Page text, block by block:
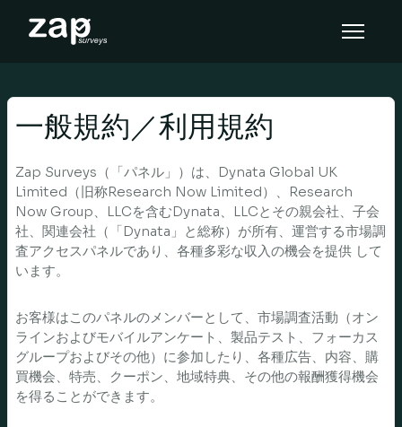
IT
一般規約／利用規約
Zap Surveys（「パネル」）は、Dynata Global UK
Limited（旧称Research Now Limited）、Research
Now Group、LLCを含むDynata、LLCとその親会社、子会
社、関連会社（「Dynata」と総称）が所有、運営する市場調
査アクセスパネルであり、各種多彩な収入の機会を提供 して
います。
お客様はこのパネルのメンバーとして、市場調査活動（オン
ラインおよびモバイルアンケート、製品テスト、フォーカス
グループおよびその他）に参加したり、各種広告、内容、購
買機会、特売、クーポン、地域特典、その他の報酬獲得機会
を得ることができます。